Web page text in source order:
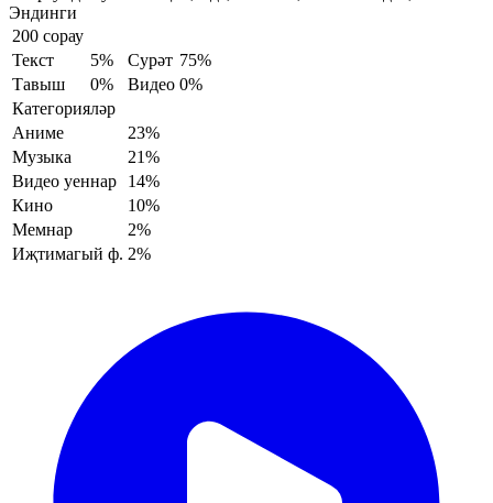
Эндинги
200 сорау
Текст
5% Сурәт 75%
Тавыш
0% Видео 0%
Категорияләр
Аниме
23%
Музыка
21%
Видео уеннар
14%
Кино
10%
Мемнар
2%
Иҗтимагый ф. 2%